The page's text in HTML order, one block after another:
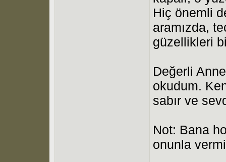
Hiç önemli
aramızda,
güzellikleri
Değerli
okudum.
sabır ve
Not: Bana
onunla